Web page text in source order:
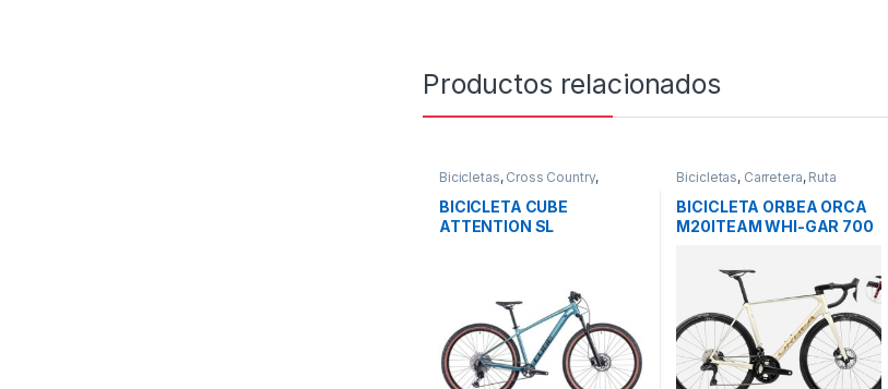
Productos relacionados
Bicicletas, Cross Country,
Rigidas
BICICLETA CUBE
ATTENTION SL
Bicicletas, Carretera, Ruta
BICICLETA ORBEA ORCA
M20ITEAM WHI-GAR 700